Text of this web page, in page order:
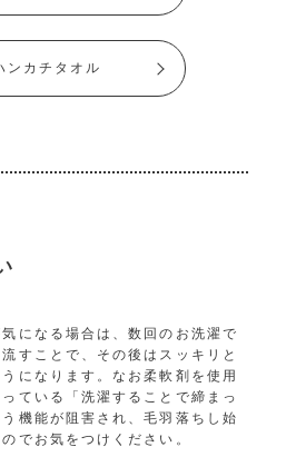
ンカチタオル
になる場合は、数回のお洗濯で
すことで、その後はスッキリと
になります。なお柔軟剤を使用
ている「洗濯することで締まっ
機能が阻害され、毛羽落ちし始
でお気をつけください。